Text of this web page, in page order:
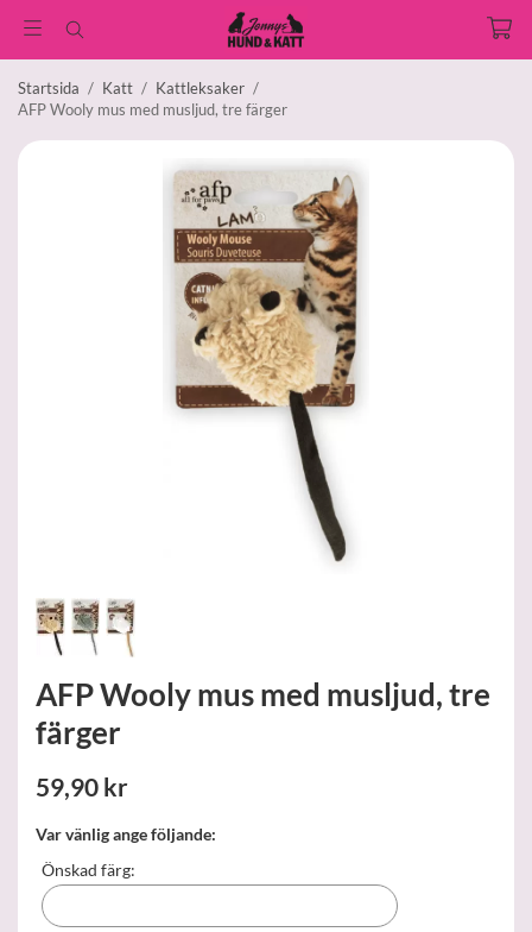
Startsida / Katt / Kattleksaker /
AFP Wooly mus med musljud, tre färger
AFP Wooly mus med musljud, tre
färger
59,90 kr
Var vänlig ange följande:
Önskad färg: